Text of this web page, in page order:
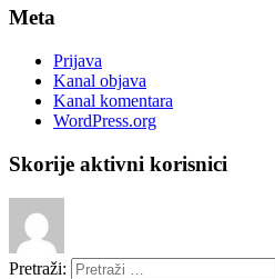
Meta
Prijava
Kanal objava
Kanal komentara
WordPress.org
Skorije aktivni korisnici
Pretraži: